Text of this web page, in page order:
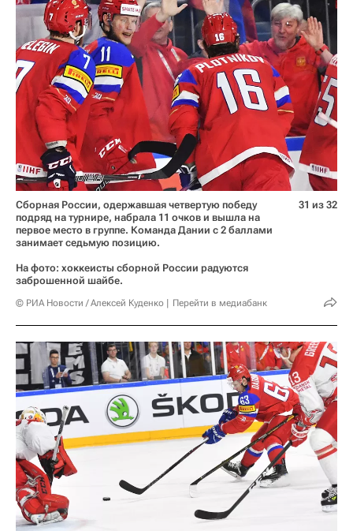
Сборная России, одержавшая четвертую победу
подряд на турнире, набрала 11 очков и вышла на
первое место в группе. Команда Дании с 2 баллами
занимает седьмую позицию.
На фото: хоккеисты сборной России радуются
заброшенной шайбе.
© РИА Новости / Алексей Куденко Перейти в медиабанк
31 из 32